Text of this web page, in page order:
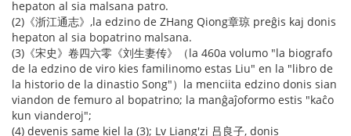
hepaton al sia malsana patro.
(2)《浙江通志》,la edzino de ZHang Qiong章琼 preĝis kaj donis
hepaton al sia bopatrino malsana.
(3)《宋史》卷四六零《刘生妻传》（la 460a volumo "la biografo
de la edzino de viro kies familinomo estas Liu" en la "libro de
la historio de la dinastio Song"）la menciita edzino donis sian
viandon de femuro al bopatrino; la manĝaĵoformo estis "kaĉo
kun vianderoj";
(4) devenis same kiel la (3); Lv Liang'zi 吕良子, donis